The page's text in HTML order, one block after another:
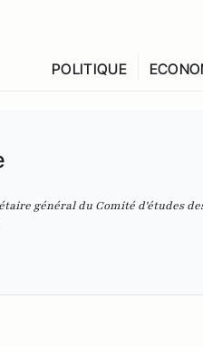
POLITIQUE
général du Comité d'études